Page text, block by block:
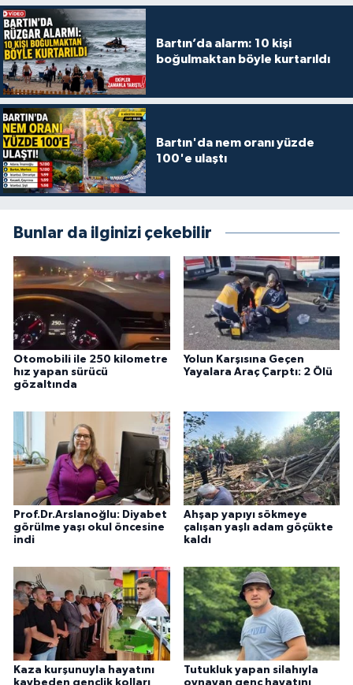
Bartın’da alarm: 10 kişi
boğulmaktan böyle kurtarıldı
Bartın'da nem oranı yüzde
100'e ulaştı
Bunlar da ilginizi çekebilir
Otomobili ile 250 kilometre
hız yapan sürücü
gözaltında
Yolun Karşısına Geçen
Yayalara Araç Çarptı: 2 Ölü
Prof.Dr.Arslanoğlu: Diyabet
görülme yaşı okul öncesine
indi
Ahşap yapıyı sökmeye
çalışan yaşlı adam göçükte
kaldı
Kaza kurşunuyla hayatını
kaybeden gençlik kolları
Tutukluk yapan silahıyla
oynayan genç hayatını